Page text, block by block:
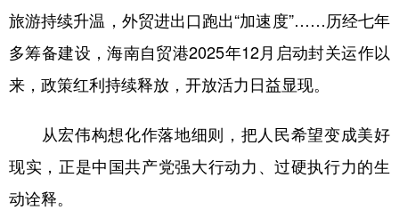
旅游持续升温，外贸进出口跑出“加速度”……历经七年
多筹备建设，海南自贸港2025年12月启动封关运作以
来，政策红利持续释放，开放活力日益显现。
从宏伟构想化作落地细则，把人民希望变成美好
现实，正是中国共产党强大行动力、过硬执行力的生
动诠释。